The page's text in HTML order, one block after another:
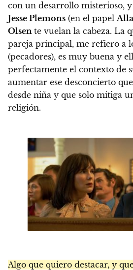
con un desarrollo misterioso, y
Jesse Plemons (en el papel
Olsen te vuelan la cabeza. La
pareja principal, me refiero a
(pecadores), es muy buena y
perfectamente el contexto de
aumentar ese desconcierto
desde niña y que solo mitiga
religión.
Algo que quiero destacar, y